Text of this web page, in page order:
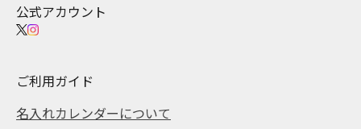
公式アカウント
ご利用ガイド
名入れカレンダーについて